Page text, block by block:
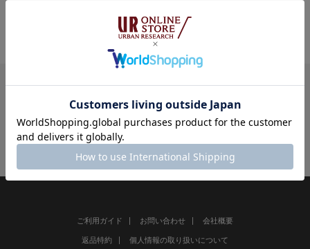
お気に入り
ご利用ガイド お問い合わせ 会社概要
返品特約 個人情報の取り扱いについて